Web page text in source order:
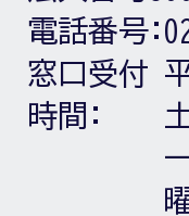
電話番号:
窓口受付
時間: